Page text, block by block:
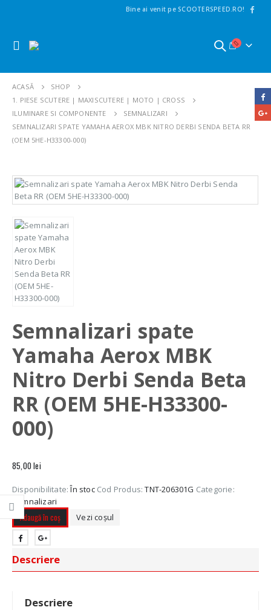
Bine ai venit pe SCOOTERSPEED.RO!
ACASĂ
SHOP
1. PIESE SCUTERE | MAXISCUTERE | MOTO | CROSS
ILUMINARE SI COMPONENTE
SEMNALIZARI
SEMNALIZARI SPATE YAMAHA AEROX MBK NITRO DERBI SENDA BETA RR
(OEM 5HE-H33300-000)
Semnalizari spate
Yamaha Aerox MBK
Nitro Derbi Senda Beta
RR (OEM 5HE-H33300-
000)
85,00lei
Disponibilitate:În stoc Cod Produs:TNT-206301G Categorie:
Semnalizari
Adaugă în coș Vezi coșul
Descriere
Descriere